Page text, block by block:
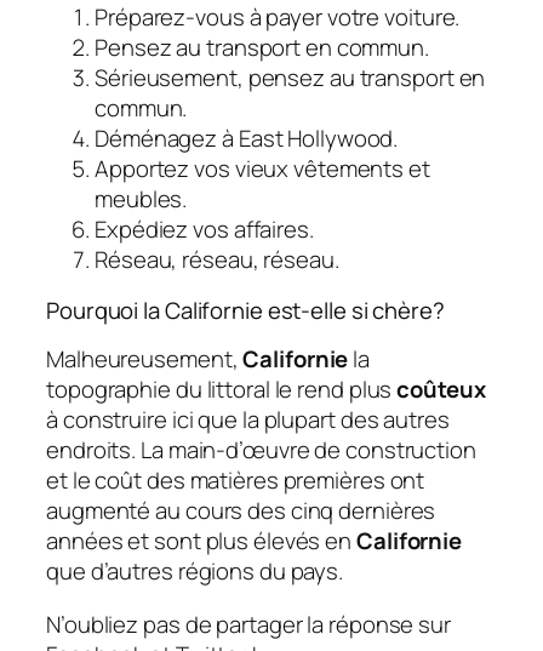
Préparez-vous à payer votre voiture.
Pensez au transport en commun.
Sérieusement, pensez au transport en
commun.
Déménagez à East Hollywood.
Apportez vos vieux vêtements et
meubles.
Expédiez vos affaires.
Réseau, réseau, réseau.
Pourquoi la Californie est-elle si chère?
Malheureusement,Californiela
topographie du littoral le rend pluscoûteux
à construire ici que la plupart des autres
endroits. La main-d’œuvre de construction
et le coût des matières premières ont
augmenté au cours des cinq dernières
années et sont plus élevés enCalifornie
que d’autres régions du pays.
N’oubliez pas de partager la réponse sur